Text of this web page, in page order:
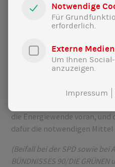
wie wir das mit dem
Abfederung der
Vizepräsidentin Yvonne
Kommen Sie bitte zum
die Energiewende voran,
dafür die notwendigen Mittel
(Beifall bei der SPD sowie bei
BÜNDNISSES 90/DIE
Notwendige
Für
erforderlich.
Externe
Um Ihnen
anzuzeigen.
Impressum